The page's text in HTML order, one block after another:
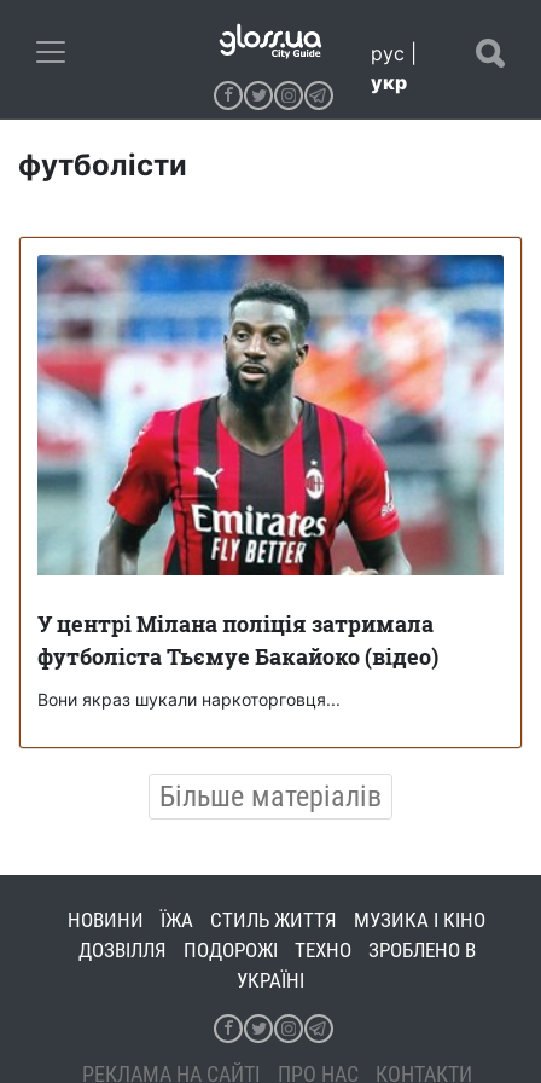
рус
укр
футболісти
У центрі Мілана поліція затримала
футболіста Тьємуе Бакайоко (відео)
Вони якраз шукали наркоторговця...
Більше матеріалів
НОВИНИ ЇЖА СТИЛЬ ЖИТТЯ
МУЗИКА І КІНО
ДОЗВІЛЛЯ
ПОДОРОЖІ ТЕХНО
ЗРОБЛЕНО В
УКРАЇНІ
РЕКЛАМА НА САЙТІ ПРО НАС КОНТАКТИ